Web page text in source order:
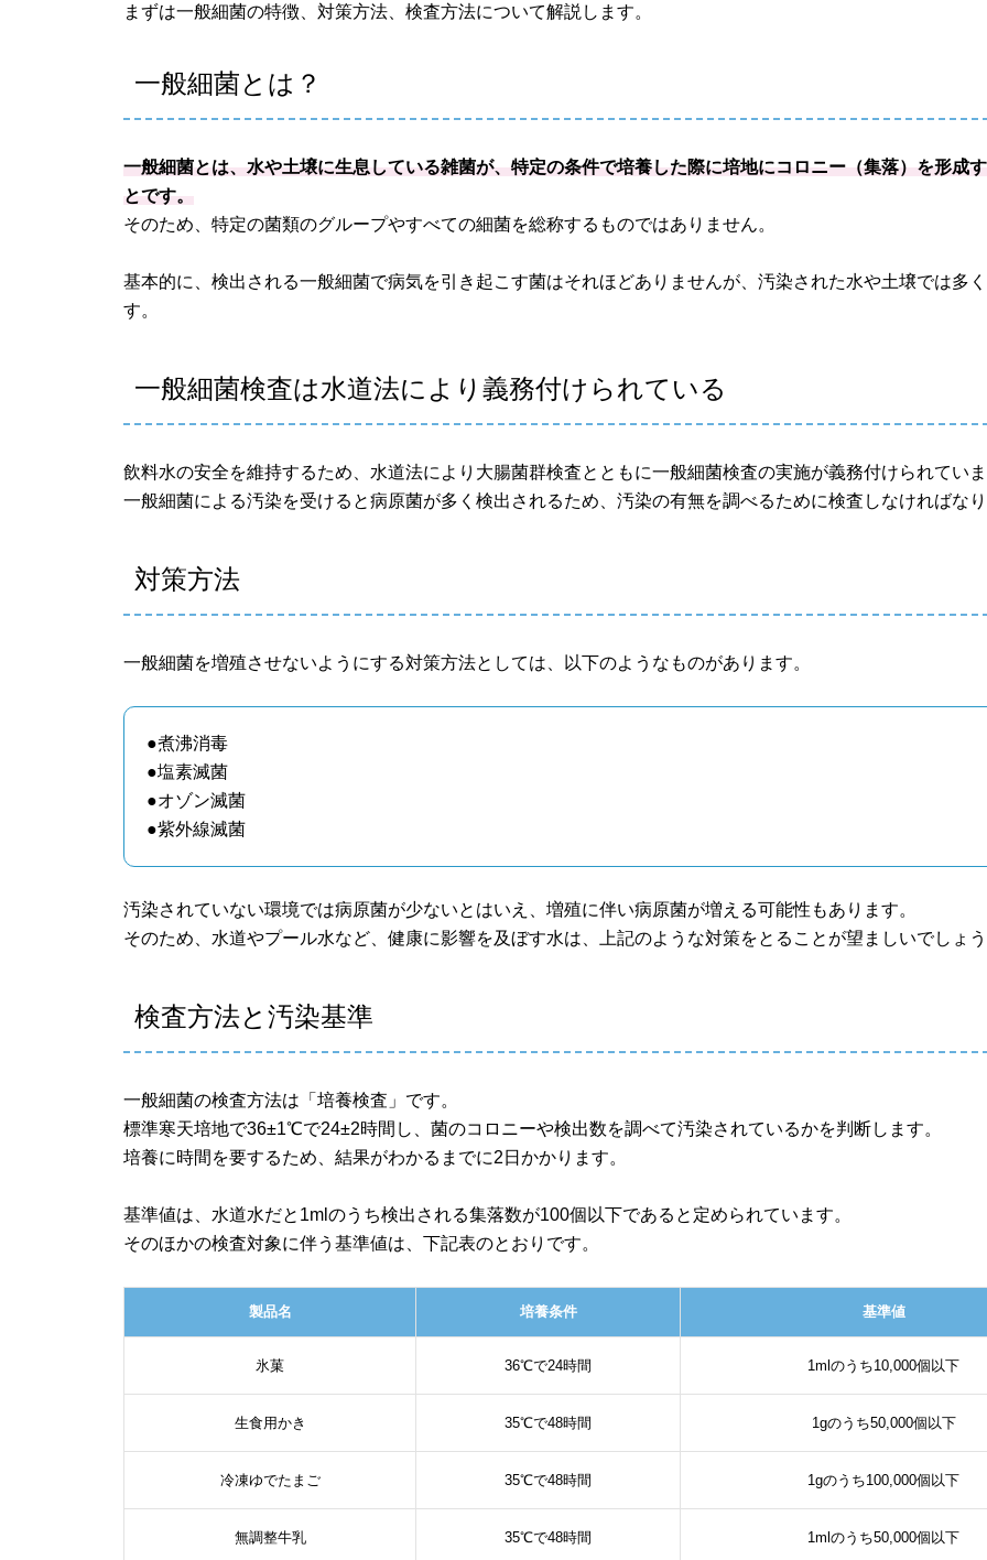
まずは一般細菌の特徴、対策方法、検査方法について解説します。
一般細菌とは？
一般細菌とは、水や土壌に生息している雑菌が、特定の条件で培養した際に培地にコロニー（集落）を形成
とです。
そのため、特定の菌類のグループやすべての細菌を総称するものではありません。
基本的に、検出される一般細菌で病気を引き起こす菌はそれほどありませんが、汚染された水や土壌では多
す。
一般細菌検査は水道法により義務付けられている
飲料水の安全を維持するため、水道法により大腸菌群検査とともに一般細菌検査の実施が義務付けられてい
一般細菌による汚染を受けると病原菌が多く検出されるため、汚染の有無を調べるために検査しなければな
対策方法
一般細菌を増殖させないようにする対策方法としては、以下のようなものがあります。
●煮沸消毒
●塩素滅菌
●オゾン滅菌
●紫外線滅菌
汚染されていない環境では病原菌が少ないとはいえ、増殖に伴い病原菌が増える可能性もあります。
そのため、水道やプール水など、健康に影響を及ぼす水は、上記のような対策をとることが望ましいでしょ
検査方法と汚染基準
一般細菌の検査方法は「培養検査」です。
標準寒天培地で36±1℃で24±2時間し、菌のコロニーや検出数を調べて汚染されているかを判断します。
培養に時間を要するため、結果がわかるまでに2日かかります。
基準値は、水道水だと1mlのうち検出される集落数が100個以下であると定められています。
そのほかの検査対象に伴う基準値は、下記表のとおりです。
製品名 培養条件 基準値
氷菓 36℃で24時間 1mlのうち10,000個以下
生食用かき 35℃で48時間 1gのうち50,000個以下
冷凍ゆでたまご 35℃で48時間 1gのうち100,000個以下
無調整牛乳 35℃で48時間 1mlのうち50,000個以下